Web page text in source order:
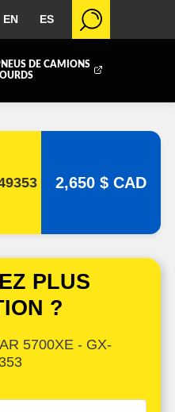
EN ES
DE CAMIONS
2,650 $ CAD
PLUS
?
5700XE - GX-